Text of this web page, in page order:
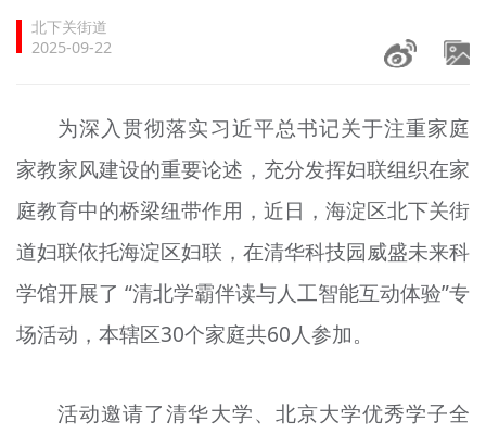
文明实践
未成年人思想道德建设
榜样人物
+
身边好人
文明评论
北京宣传文化引导基金
宣传思想文化人才
北下关街道
2025-09-22
为深入贯彻落实习近平总书记关于注重家庭
家教家风建设的重要论述，充分发挥妇联组织在家
庭教育中的桥梁纽带作用，近日，海淀区北下关街
道妇联依托海淀区妇联，在清华科技园威盛未来科
学馆开展了 “清北学霸伴读与人工智能互动体验”专
场活动，本辖区30个家庭共60人参加。
活动邀请了清华大学、北京大学优秀学子全